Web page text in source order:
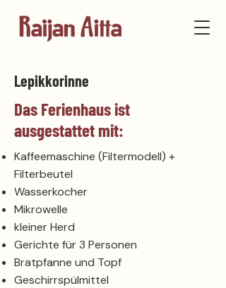
Lepikkorinne
Das Ferienhaus ist
ausgestattet mit:
Kaffeemaschine (Filtermodell) +
Filterbeutel
Wasserkocher
Mikrowelle
kleiner Herd
Gerichte für 3 Personen
Bratpfanne und Topf
Geschirrspülmittel